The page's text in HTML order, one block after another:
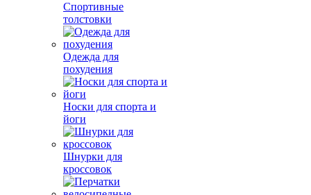
Спортивные
толстовки
Одежда для
похудения
Носки для спорта и
йоги
Шнурки для
кроссовок